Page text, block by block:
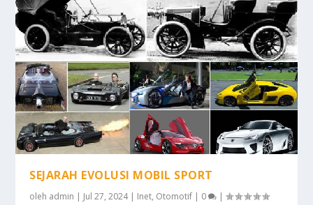
SEJARAH EVOLUSI MOBIL SPORT
oleh admin | Jul 27, 2024| Inet, Otomotif | 0 |